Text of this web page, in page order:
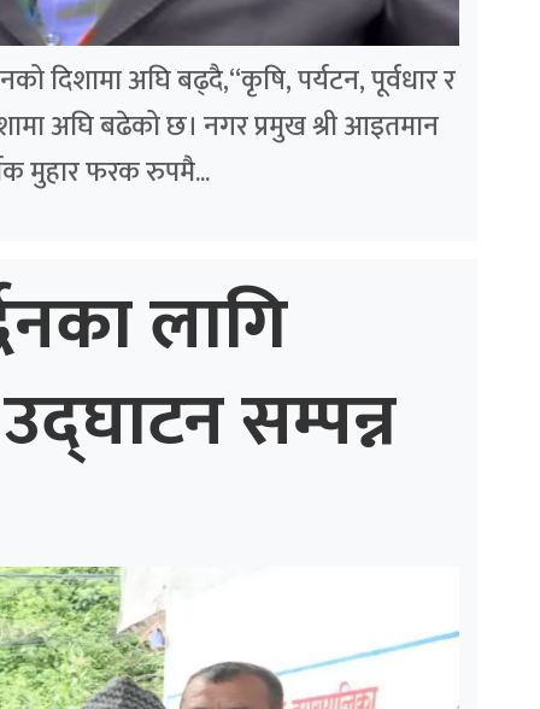
दिशामा अघि बढ्दै,“कृषि, पर्यटन, पूर्वधार र
अघि बढेको छ। नगर प्रमुख श्री आइतमान
मुहार फरक रुपमै...
लागि
सम्पन्न